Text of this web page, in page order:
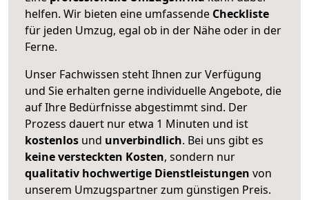
helfen. Wir bieten eine umfassende Checkliste
für jeden Umzug, egal ob in der Nähe oder in der
Ferne.
Unser Fachwissen steht Ihnen zur Verfügung
und Sie erhalten gerne individuelle Angebote, die
auf Ihre Bedürfnisse abgestimmt sind. Der
Prozess dauert nur etwa 1 Minuten und ist
kostenlos und unverbindlich. Bei uns gibt es
keine versteckten Kosten, sondern nur
qualitativ hochwertige Dienstleistungen von
unserem Umzugspartner zum günstigen Preis.